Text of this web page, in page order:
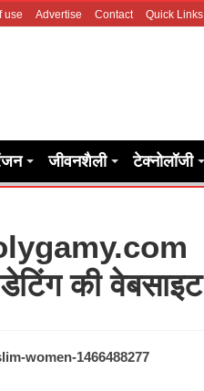
use Advertise Contact Quick Links
जीवनशैली टेक्नोलॉजी
की वेबसाइट